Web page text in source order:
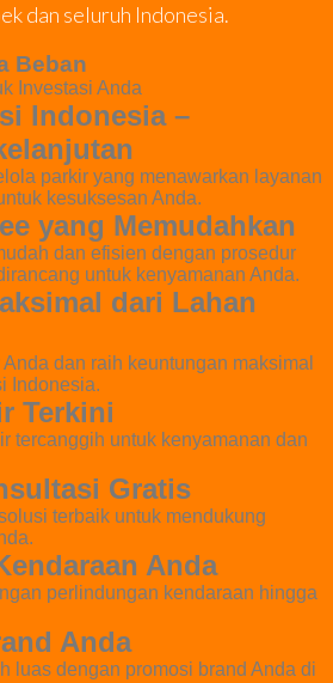
dan seluruh Indonesia.
Beban
Investasi Anda
Indonesia –
parkir yang menawarkan layanan
kesuksesan Anda.
yang Memudahkan
dan efisien dengan prosedur
untuk kenyamanan Anda.
dari Lahan
dan raih keuntungan maksimal
Indonesia.
Terkini
tercanggih untuk kenyamanan dan
Gratis
terbaik untuk mendukung
Anda
perlindungan kendaraan hingga
Anda
luas dengan promosi brand Anda di